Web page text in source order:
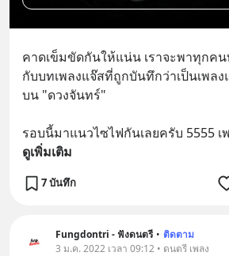
คาดเข็มขัดกันให้แน่น เราจะพาทุกค
กับบทเพลงแจ๊สที่ถูกบันทึกว่าเป็นเพล
บน "ดวงจันทร์"
รอบนี้มาแนวไซไฟกันเลยครับ 5555
ดูเพิ่มเติม
7 บันทึก
Fungdontri - ฟังดนตรี • ติดตาม
3 ม.ค. 2022 เวลา 09:12 • ดนตรี เพลง